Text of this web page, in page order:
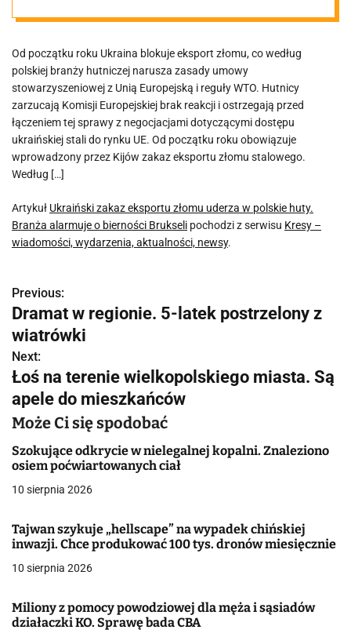
Branża
alarmuje o
bierności
Brukseli
Od początku roku Ukraina blokuje eksport złomu, co według
polskiej branży hutniczej narusza zasady umowy
stowarzyszeniowej z Unią Europejską i reguły WTO. Hutnicy
zarzucają Komisji Europejskiej brak reakcji i ostrzegają przed
łączeniem tej sprawy z negocjacjami dotyczącymi dostępu
ukraińskiej stali do rynku UE. Od początku roku obowiązuje
wprowadzony przez Kijów zakaz eksportu złomu stalowego.
Według […]
Artykuł Ukraiński zakaz eksportu złomu uderza w polskie huty.
Branża alarmuje o bierności Brukseli pochodzi z serwisu Kresy –
wiadomości, wydarzenia, aktualności, newsy.
N
a
w
i
g
a
c
a
w
i
Previous:
Dramat w regionie. 5-latek postrzelony z
wiatrówki
Next:
Łoś na terenie wielkopolskiego miasta. Są
apele do mieszkańców
Może Ci się spodobać
Szokujące odkrycie w nielegalnej kopalni. Znaleziono
osiem poćwiartowanych ciał
10 sierpnia 2026
Tajwan szykuje „hellscape” na wypadek chińskiej
inwazji. Chce produkować 100 tys. dronów miesięcznie
10 sierpnia 2026
Miliony z pomocy powodziowej dla męża i sąsiadów
działaczki KO. Sprawę bada CBA